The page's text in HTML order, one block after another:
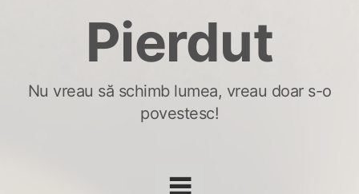
Pierdut
Nu vreau să schimb lumea, vreau doar s-o
povestesc!